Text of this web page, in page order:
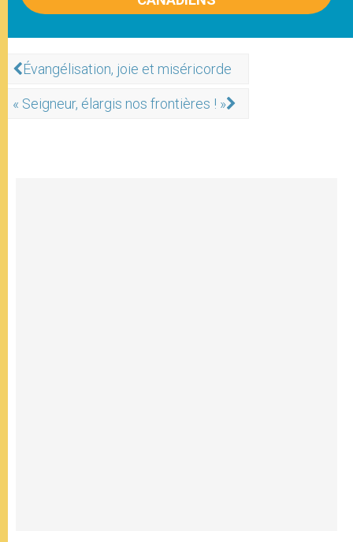
Évangélisation, joie et miséricorde
« Seigneur, élargis nos frontières ! »